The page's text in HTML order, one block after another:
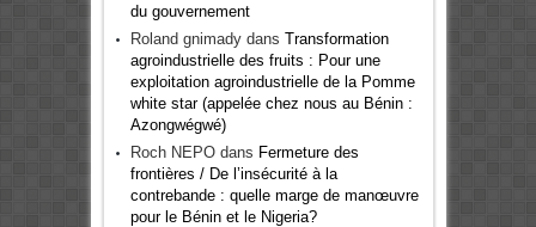
du gouvernement
Roland gnimadydans Transformation
agroindustrielle des fruits : Pour une
exploitation agroindustrielle de la Pomme
white star (appelée chez nous au Bénin :
Azongwégwé)
Roch NEPOdans Fermeture des
frontières / De l’insécurité à la
contrebande : quelle marge de manœuvre
pour le Bénin et le Nigeria?